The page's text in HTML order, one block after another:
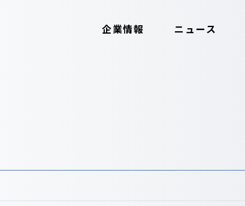
企業情報 ニュース